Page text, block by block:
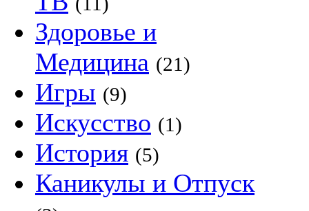
Здоровье и
Медицина (21)
Игры (9)
Искусство (1)
История (5)
Каникулы и Отпуск